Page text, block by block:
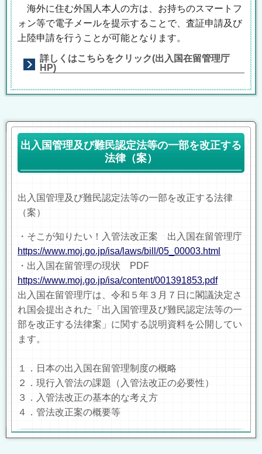
海外に住む外国人本人の方は、お持ちのスマートフ
ォン等で電子メールを提示することで、査証申請及び
上陸申請を行うことが可能となります。
詳しくはこちらをクリック(出入国在留管理庁
HP)
出入国管理及び難民認定法等の一部を改正する
法律（案）
出入国管理及び難民認定法等の一部を改正する法律
（案）
・そこが知りたい！入管法改正案 出入国在留管理庁
https://www.moj.go.jp/isa/laws/bill/05_00003.html
・出入国在留管理の現状 PDF
https://www.moj.go.jp/isa/content/001391853.pdf
出入国在留管理庁は、令和５年３月７日に閣議決定さ
れ国会提出された「出入国管理及び難民認定法等の一
部を改正する法律案」に関する説明資料を公開してい
ます。
１．日本の出入国在留管理制度の概略
２．現行入管法の課題（入管法改正の必要性）
３．入管法改正の基本的な考え方
４．管法改正案の概要等